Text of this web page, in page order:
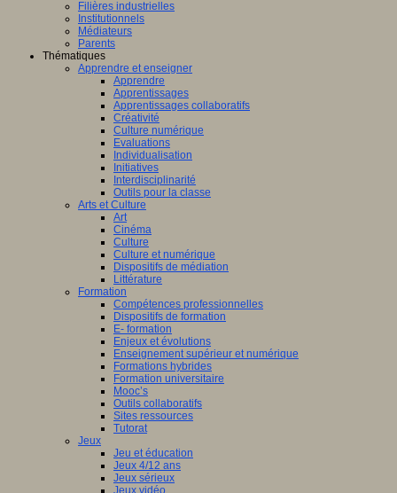
Filières industrielles
Institutionnels
Médiateurs
Parents
Thématiques
Apprendre et enseigner
Apprendre
Apprentissages
Apprentissages collaboratifs
Créativité
Culture numérique
Evaluations
Individualisation
Initiatives
Interdisciplinarité
Outils pour la classe
Arts et Culture
Art
Cinéma
Culture
Culture et numérique
Dispositifs de médiation
Littérature
Formation
Compétences professionnelles
Dispositifs de formation
E- formation
Enjeux et évolutions
Enseignement supérieur et numérique
Formations hybrides
Formation universitaire
Mooc’s
Outils collaboratifs
Sites ressources
Tutorat
Jeux
Jeu et éducation
Jeux 4/12 ans
Jeux sérieux
Jeux vidéo